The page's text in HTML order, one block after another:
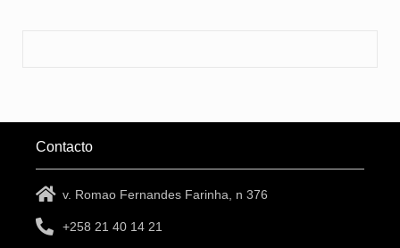
Contacto
v. Romao Fernandes Farinha, n 376
+258 21 40 14 21